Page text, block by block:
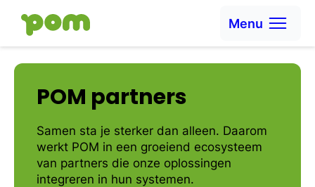
Ga naar Home
Menu
POM partners
Samen sta je sterker dan alleen. Daarom
werkt POM in een groeiend ecosysteem
van partners die onze oplossingen
integreren in hun systemen.